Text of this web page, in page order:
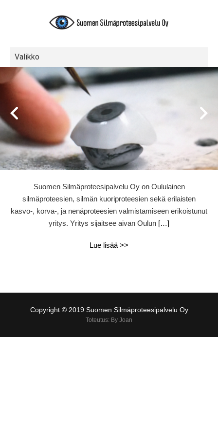
Valikko
Suomen Silmäproteesipalvelu Oy on Oululainen
silmäproteesien, silmän kuoriproteesien sekä erilaisten
kasvo-, korva-, ja nenäproteesien valmistamiseen erikoistunut
yritys. Yritys sijaitsee aivan Oulun […]
Lue lisää >>
Viimeisimmät kommentit
Copyright © 2019 Suomen Silmäproteesipalvelu Oy
Toteutus: By Joan